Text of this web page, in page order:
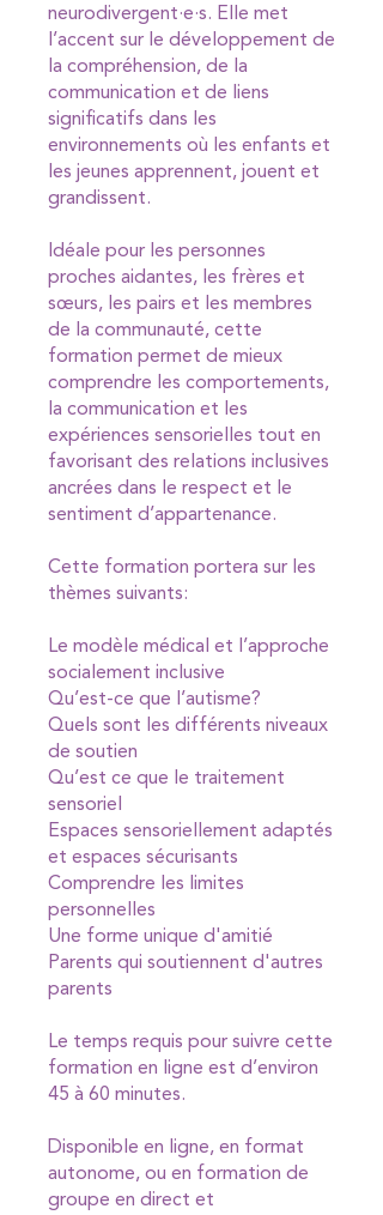
neurodivergent·e·s. Elle met
l’accent sur le développement de
la compréhension, de la
communication et de liens
significatifs dans les
environnements où les enfants et
les jeunes apprennent, jouent et
grandissent.
Idéale pour les personnes
proches aidantes, les frères et
sœurs, les pairs et les membres
de la communauté, cette
formation permet de mieux
comprendre les comportements,
la communication et les
expériences sensorielles tout en
favorisant des relations inclusives
ancrées dans le respect et le
sentiment d’appartenance.
Cette formation portera sur les
thèmes suivants:
Le modèle médical et l’approche
socialement inclusive
Qu’est-ce que l’autisme?
Quels sont les différents niveaux
de soutien
Qu’est ce que le traitement
sensoriel
Espaces sensoriellement adaptés
et espaces sécurisants
Comprendre les limites
personnelles
Une forme unique d'amitié
Parents qui soutiennent d'autres
parents
Le temps requis pour suivre cette
formation en ligne est d’environ
45 à 60 minutes.
Disponible en ligne, en format
autonome, ou en formation de
groupe en direct et